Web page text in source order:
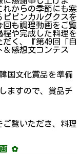
からの季節にも寒
ビビンカルグクスを
も調理動画をご覧
程や完成した料理を
く、『第49回「自
感想文コンテス
国文化賞品を準備
ますので、賞品チ
覧いただき、料理
画 ✿